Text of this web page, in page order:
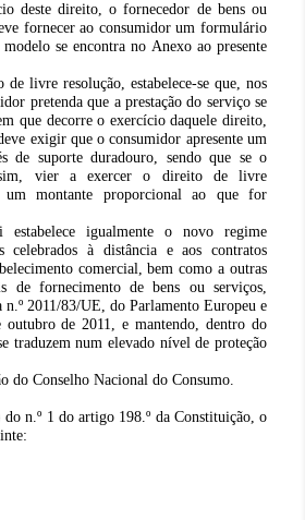
deste direito, o fornecedor de bens ou
fornecer ao consumidor um formulário
se encontra no Anexo ao presente
livre resolução, estabelece-se que, nos
pretenda que a prestação do serviço se
que decorre o exercício daquele direito,
exigir que o consumidor apresente um
de suporte duradouro, sendo que se o
vier a exercer o direito de livre
um montante proporcional ao que for
estabelece igualmente o novo regime
celebrados à distância e aos contratos
comercial, bem como a outras
de fornecimento de bens ou serviços,
2011/83/UE, do Parlamento Europeu e
de 2011, e mantendo, dentro do
traduzem num elevado nível de proteção
do Conselho Nacional do Consumo.
n.º 1 do artigo 198.º da Constituição, o